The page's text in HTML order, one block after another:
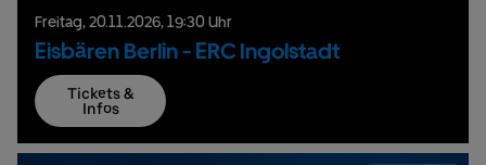
Freitag,20.11.2026,19:30 Uhr
Eisbären Berlin - ERC Ingolstadt
Tickets &
Infos